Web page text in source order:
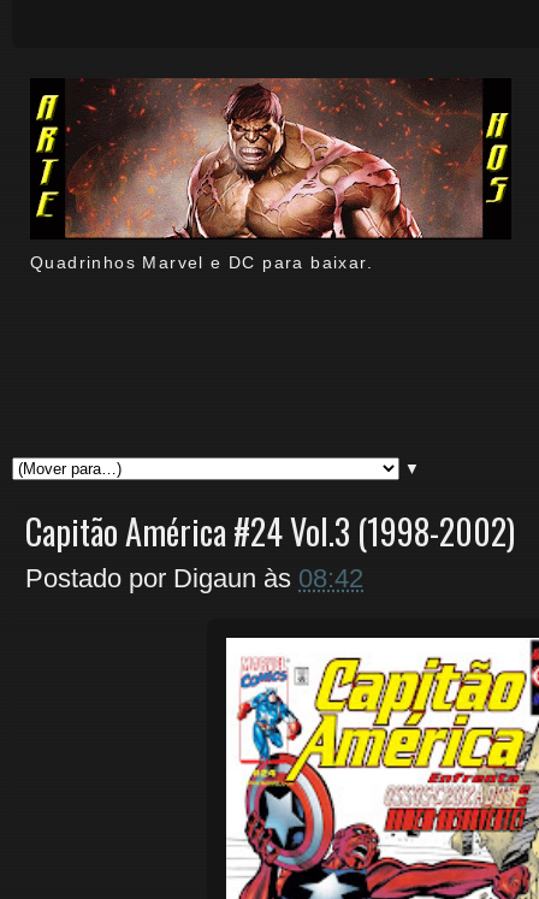
Quadrinhos Marvel e DC para baixar.
▼
Capitão América #24 Vol.3 (1998-2002)
Postado por Digaun às 08:42